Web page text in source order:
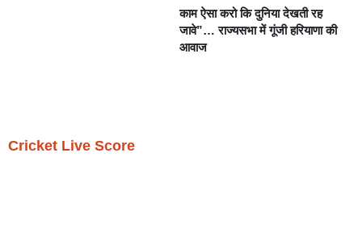
काम ऐसा करो कि दुनिया देखती रह
जावे”… राज्यसभा में गूंजी हरियाणा की
आवाज
Cricket Live Score